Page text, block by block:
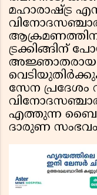
മഹാരാഷ്ട്ര
ട്രക്കിങ്ങിന്
അജ്ഞാതരായ
സേന
എത്തുന്ന
ദാരുണ